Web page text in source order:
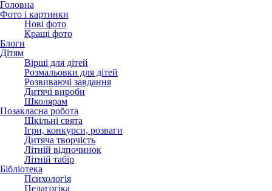
Головна
Фото і картинки
Нові фото
Кращі фото
Блоги
Дітям
Вірші для дітей
Розмальовки для дітей
Розвиваючі завдання
Дитячі вироби
Школярам
Позакласна робота
Шкільні свята
Ігри, конкурси, розваги
Дитяча творчість
Літній відпочинок
Літній табір
Бібліотека
Психологія
Педагогіка